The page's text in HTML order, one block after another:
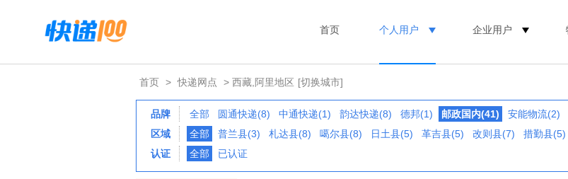
首页 个人用户 企业用户
首页 > 快递网点 > 西藏,阿里地区 [切换城市]
品牌 全部 圆通快递(8) 中通快递(1) 韵达快递(8) 德邦(1) 邮政国内(41)
安能物流(2)
区域
全部 普兰县(3) 札达县(8) 噶尔县(8) 日土县(5) 革吉县(5) 改则县(7)
措勤县(5)
认证
全部 已认证